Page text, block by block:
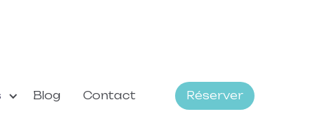
Blog Contact Réserver